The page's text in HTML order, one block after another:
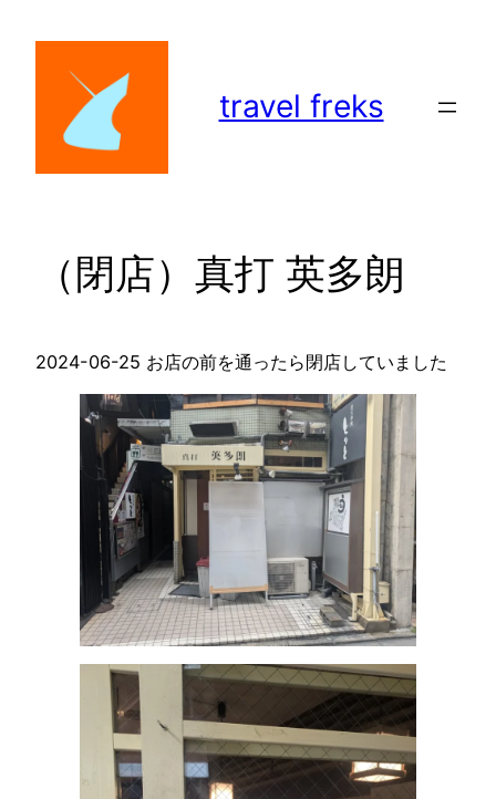
travel freks
（閉店）真打 英多朗
2024-06-25 お店の前を通ったら閉店していました